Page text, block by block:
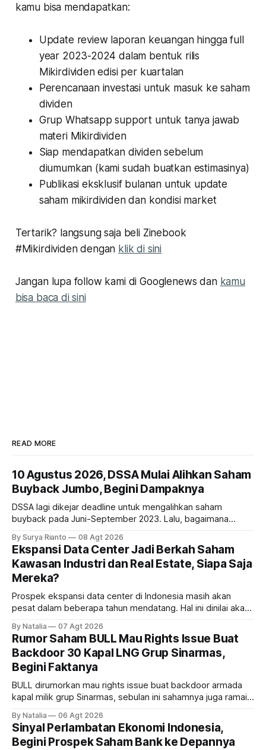
kamu bisa mendapatkan:
Update review laporan keuangan hingga full
year 2023-2024 dalam bentuk rilis
Mikirdividen edisi per kuartalan
Perencanaan investasi untuk masuk ke saham
dividen
Grup Whatsapp support untuk tanya jawab
materi Mikirdividen
Siap mendapatkan dividen sebelum
diumumkan (kami sudah buatkan estimasinya)
Publikasi eksklusif bulanan untuk update
saham mikirdividen dan kondisi market
Tertarik? langsung saja beli Zinebook
#Mikirdividen dengan klik di sini
Jangan lupa follow kami di Googlenews dan kamu
bisa baca di sini
READ MORE
10 Agustus 2026, DSSA Mulai Alihkan Saham
Buyback Jumbo, Begini Dampaknya
DSSA lagi dikejar deadline untuk mengalihkan saham
buyback pada Juni-September 2023. Lalu, bagaimana
By Surya Rianto 08 Agt 2026
Ekspansi Data Center Jadi Berkah Saham
Kawasan Industri dan Real Estate, Siapa Saja
Mereka?
Prospek ekspansi data center di Indonesia masih akan
pesat dalam beberapa tahun mendatang. Hal ini dinilai akan
estate, ada siapa saja mereka?
By Natalia 07 Agt 2026
Rumor Saham BULL Mau Rights Issue Buat
Backdoor 30 Kapal LNG Grup Sinarmas,
Begini Faktanya
BULL dirumorkan mau rights issue buat backdoor armada
kapal milik grup Sinarmas, sebulan ini sahamnya juga ramai
masih menarik dilirik?
By Natalia 06 Agt 2026
Sinyal Perlambatan Ekonomi Indonesia,
Begini Prospek Saham Bank ke Depannya